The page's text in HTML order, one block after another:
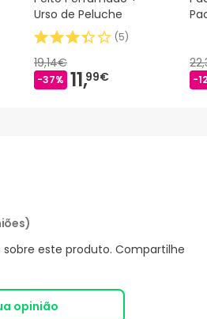
Urso de Peluche
(5)
19,14€
-37% 11,99€ -
este produto. Compartilhe
opinião